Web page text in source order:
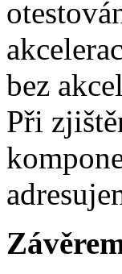
bez
Při